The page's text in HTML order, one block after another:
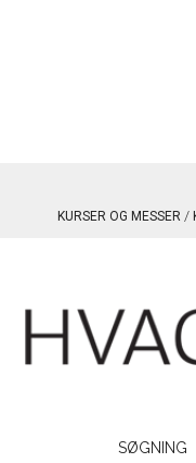
KURSER OG MESSER